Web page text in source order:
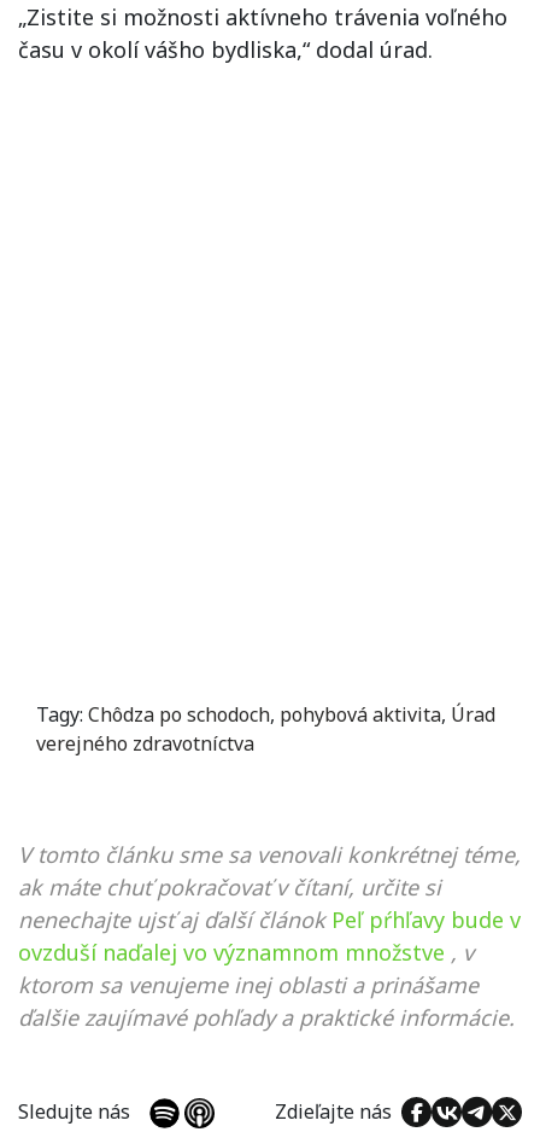
„Zistite si možnosti aktívneho trávenia voľného
času v okolí vášho bydliska,“ dodal úrad.
Tagy: Chôdza po schodoch, pohybová aktivita, Úrad
verejného zdravotníctva
V tomto článku sme sa venovali konkrétnej téme,
ak máte chuť pokračovať v čítaní, určite si
nenechajte ujsť aj ďalší článok Peľ pŕhľavy bude v
ovzduší naďalej vo významnom množstve , v
ktorom sa venujeme inej oblasti a prinášame
ďalšie zaujímavé pohľady a praktické informácie.
Sledujte nás Zdieľajte nás